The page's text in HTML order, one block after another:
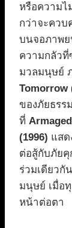
หรือความไ
กว่าจะควบ
บนจอภาพย
ความกลัวที่
มวลมนุษย์
Tomorrow
ของภัยธร
ที่
(1996) แสด
ต่อสู้กับภัย
ร่วมเดียวกั
มนุษย์ เมื่อทุ
หน้าต่อตา